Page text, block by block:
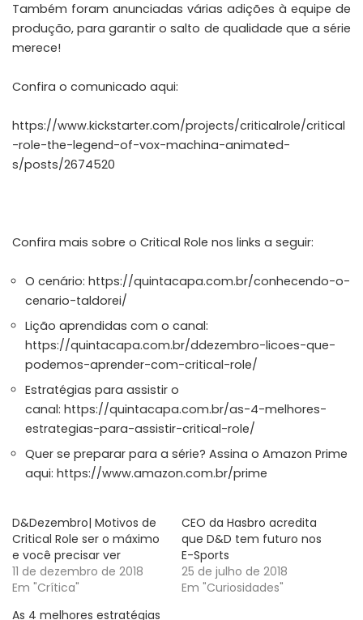
Também foram anunciadas várias adições à equipe de
produção, para garantir o salto de qualidade que a série
merece!
Confira o comunicado aqui:
https://www.kickstarter.com/projects/criticalrole/critical
-role-the-legend-of-vox-machina-animated-
s/posts/2674520
Confira mais sobre o Critical Role nos links a seguir:
O cenário: https://quintacapa.com.br/conhecendo-o-
cenario-taldorei/
Lição aprendidas com o canal:
https://quintacapa.com.br/ddezembro-licoes-que-
podemos-aprender-com-critical-role/
Estratégias para assistir o
canal: https://quintacapa.com.br/as-4-melhores-
estrategias-para-assistir-critical-role/
Quer se preparar para a série? Assina o Amazon Prime
aqui: https://www.amazon.com.br/prime
D&Dezembro| Motivos de
Critical Role ser o máximo
e você precisar ver
11 de dezembro de 2018
Em "Crítica"
CEO da Hasbro acredita
que D&D tem futuro nos
E-Sports
25 de julho de 2018
Em "Curiosidades"
As 4 melhores estratégias